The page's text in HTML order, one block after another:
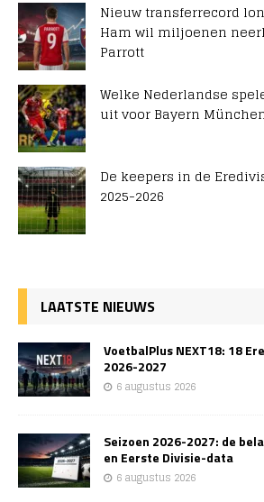
Nieuw transferrecord
Ham wil miljoenen
Parrott
Welke Nederlandse
uit voor Bayern
De keepers in de
2025-2026
LAATSTE NIEUWS
VoetbalPlus NEXT18: 18
2026-2027
6 augustus 2026
Seizoen 2026-2027: de
en Eerste Divisie-data
6 augustus 2026